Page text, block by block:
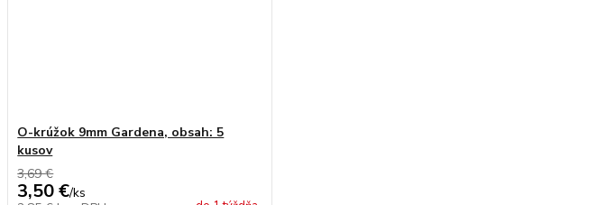
O-krúžok 9mm Gardena, obsah: 5
kusov
3,69 €
3,50 €/ks